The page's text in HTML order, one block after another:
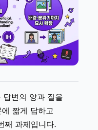
답변의 양과 질을
짧게 답하고
째 과제입니다.